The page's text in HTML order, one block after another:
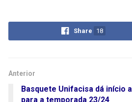
Share 18
Anterior
Basquete Unifacisa dá início
para a temporada 23/24